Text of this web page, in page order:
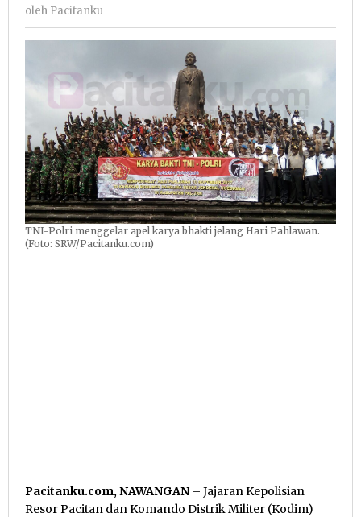
Sembako
oleh Pacitanku
TNI-Polri menggelar apel karya bhakti jelang Hari Pahlawan.
(Foto: SRW/Pacitanku.com)
Pacitanku.com, NAWANGAN – Jajaran Kepolisian
Resor Pacitan dan Komando Distrik Militer (Kodim)